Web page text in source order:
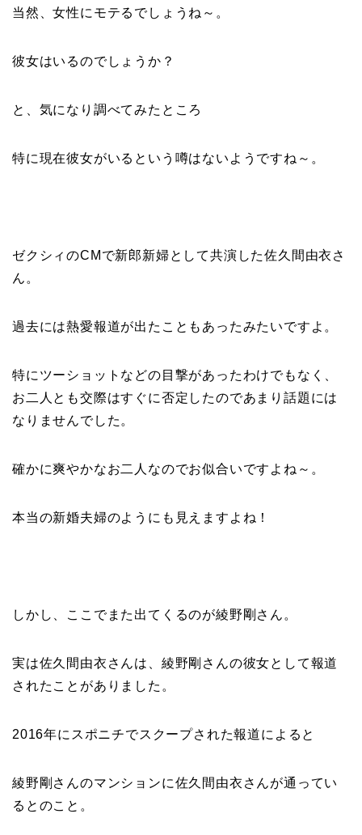
当然、女性にモテるでしょうね～。
彼女はいるのでしょうか？
と、気になり調べてみたところ
特に現在彼女がいるという噂はないようですね～。
ゼクシィのCMで新郎新婦として共演した佐久間由衣さ
ん。
過去には熱愛報道が出たこともあったみたいですよ。
特にツーショットなどの目撃があったわけでもなく、
お二人とも交際はすぐに否定したのであまり話題には
なりませんでした。
確かに爽やかなお二人なのでお似合いですよね～。
本当の新婚夫婦のようにも見えますよね！
しかし、ここでまた出てくるのが綾野剛さん。
実は佐久間由衣さんは、綾野剛さんの彼女として報道
されたことがありました。
2016年にスポニチでスクープされた報道によると
綾野剛さんのマンションに佐久間由衣さんが通ってい
るとのこと。